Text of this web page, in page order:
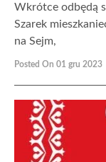
Wkrótce odbędą
Szarek
na Sejm,
Posted On 01 gru 2023